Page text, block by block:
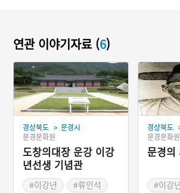
연관 이야기자료 (6)
경상북도 > 문경시
문경문화원
도창의대장 운강 이강
년선생 기념관
#이강년
#류인석
경상북도
문경문화원
문경의
#이강년